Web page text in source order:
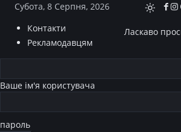
Субота, 8 Серпня, 2026
Контакти
Рекламодавцям
Ласкаво
Ваше ім'я користувача
пароль